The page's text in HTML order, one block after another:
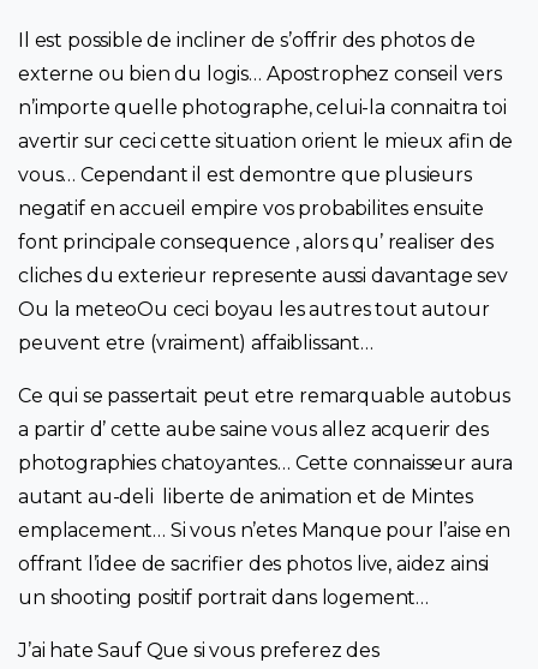
Il est possible de incliner de s’offrir des photos de
externe ou bien du logis… Apostrophez conseil vers
n’importe quelle photographe, celui-la connaitra toi
avertir sur ceci cette situation orient le mieux afin de
vous… Cependant il est demontre que plusieurs
negatif en accueil empire vos probabilites ensuite
font principale consequence , alors qu’ realiser des
cliches du exterieur represente aussi davantage sev
Ou la meteoOu ceci boyau les autres tout autour
peuvent etre (vraiment) affaiblissant…
Ce qui se passertait peut etre remarquable autobus
a partir d’ cette aube saine vous allez acquerir des
photographies chatoyantes… Cette connaisseur aura
autant au-deli liberte de animation et de Mintes
emplacement… Si vous n’etes Manque pour l’aise en
offrant l’idee de sacrifier des photos live, aidez ainsi
un shooting positif portrait dans logement…
J’ai hate Sauf Que si vous preferez des